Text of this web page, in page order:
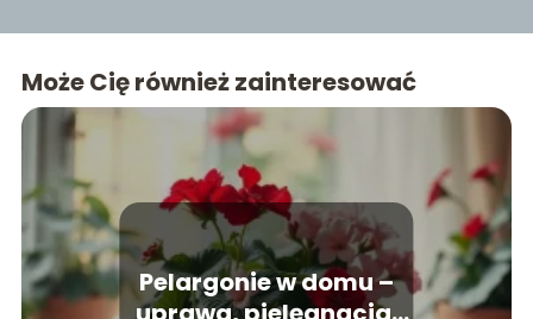
Może Cię również zainteresować
Pelargonie w domu –